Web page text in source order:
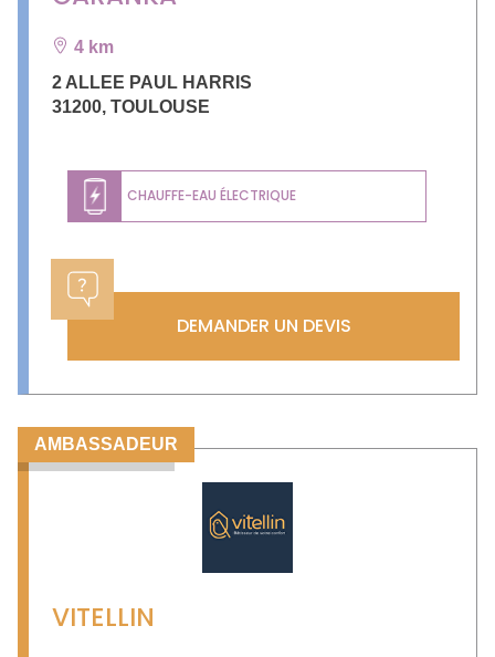
4 km
2 ALLEE PAUL HARRIS
31200, TOULOUSE
CHAUFFE-EAU ÉLECTRIQUE
DEMANDER UN DEVIS
AMBASSADEUR
VITELLIN